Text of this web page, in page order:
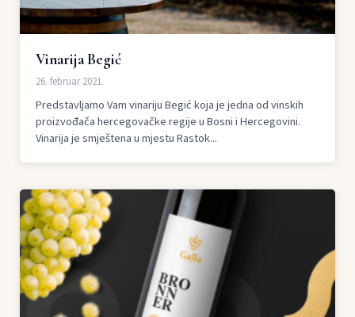
Vinarija Begić
26. februar 2021.
Predstavljamo Vam vinariju Begić koja je jedna od vinskih
proizvođača hercegovačke regije u Bosni i Hercegovini.
Vinarija je smještena u mjestu Rastok...